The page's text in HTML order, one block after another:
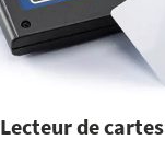
Lecteur de cartes